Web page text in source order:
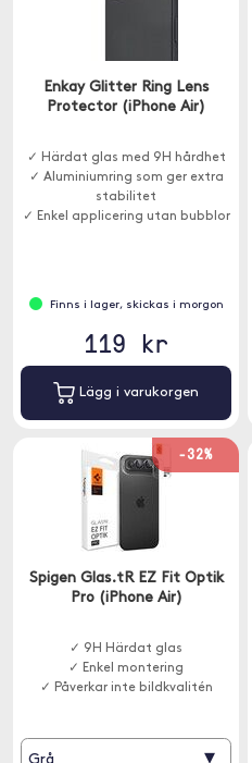
Enkay Glitter Ring Lens
Protector (iPhone Air)
✓ Härdat glas med 9H hårdhet
✓ Aluminiumring som ger extra
stabilitet
✓ Enkel applicering utan bubblor
Finns i lager, skickas i morgon
119 kr
Lägg i varukorgen
-32%
Spigen Glas.tR EZ Fit Optik
Pro (iPhone Air)
✓ 9H Härdat glas
✓ Enkel montering
✓ Påverkar inte bildkvalitén